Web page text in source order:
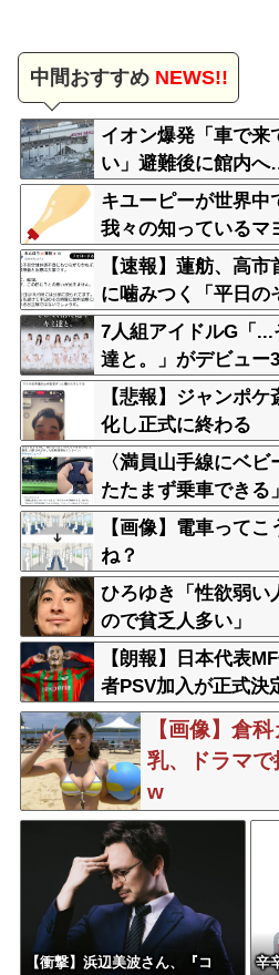
中間おすすめNEWS!!
イオン爆発「車で来
い」避難後に館内
キユーピーが世界中
我々の知っているマ
いソースだ」
【速報】蓮舫、高
に噛みつく「平日の
そういうお立場！」
7人組アイドルG「...
達と。」がデビュ
事業継続困難なため
【悲報】ジャンポ
化し正式に終わる
〈満員山手線にベ
たたまず乗車でき
本が示した見解
【画像】電車って
ね？
ひろゆき「性欲弱い
ので貧乏人多い」
【朗報】日本代表
者PSV加入が正式
の移籍、最大約31億
【画像】倉
乳、ドラマ
w
【衝撃】浜辺美波さん、『コ
辛